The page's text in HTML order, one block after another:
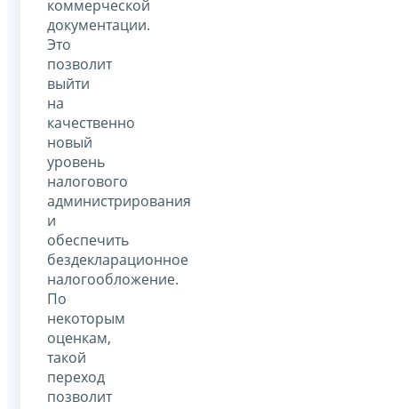
коммерческой
документации.
Это
позволит
выйти
на
качественно
новый
уровень
налогового
администрирования
и
обеспечить
бездекларационное
налогообложение.
По
некоторым
оценкам,
такой
переход
позволит